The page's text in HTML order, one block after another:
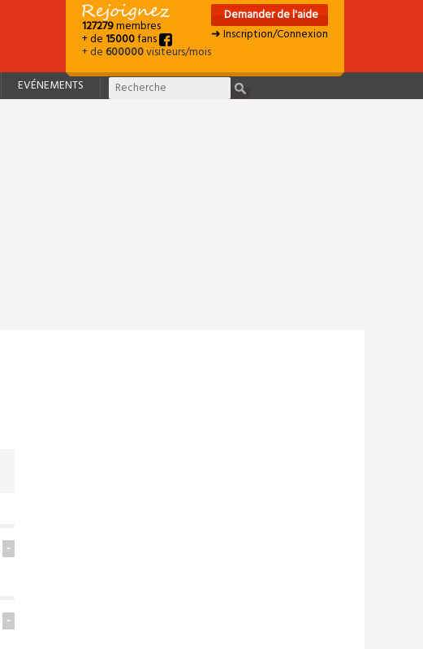
127279membres
+ de15000fans
+ de600000visiteurs/mois
Demander de l'aide
➜ Inscription/Connexion
EVÉNEMENTS
-
-